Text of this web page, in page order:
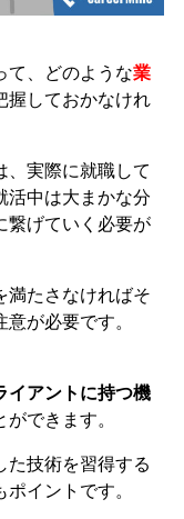
て、どのような業
握しておかなけれ
、実際に就職して
活中は大まかな分
繋げていく必要が
満たさなければそ
が必要です。
イアントに持つ機
できます。
た技術を習得する
イントです。